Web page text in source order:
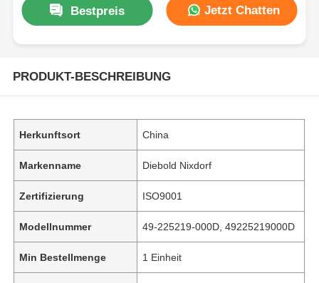
Bestpreis Jetzt Chatten
PRODUKT-BESCHREIBUNG
Herkunftsort China
Markenname Diebold Nixdorf
Zertifizierung ISO9001
Modellnummer 49-225219-000D, 49225219000D
Min Bestellmenge 1 Einheit